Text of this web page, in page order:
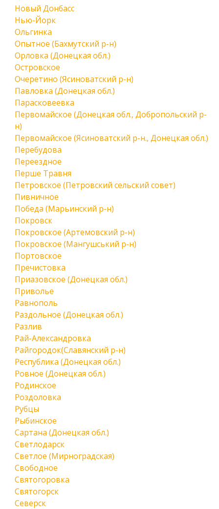
Новый Донбасс
Нью-Йорк
Ольгинка
Опытное (Бахмутский р-н)
Орловка (Донецкая обл.)
Островское
Очеретино (Ясиноватский р-н)
Павловка (Донецкая обл.)
Парасковеевка
Первомайское (Донецкая обл., Добропольский р-
н)
Первомайское (Ясиноватский р-н., Донецкая обл.)
Перебудова
Переездное
Перше Травня
Петровское (Петровский сельский совет)
Пивничное
Победа (Марьинский р-н)
Покровск
Покровское (Артемовский р-н)
Покровское (Мангушський р-н)
Портовское
Пречистовка
Приазовское (Донецкая обл.)
Приволье
Равнополь
Раздольное (Донецкая обл.)
Разлив
Рай-Александровка
Райгородок(Славянский р-н)
Республика (Донецкая обл.)
Ровное (Донецкая обл.)
Родинское
Роздоловка
Рубцы
Рыбинское
Сартана (Донецкая обл.)
Светлодарск
Светлое (Мирноградская)
Свободное
Святогоровка
Святогорск
Северск